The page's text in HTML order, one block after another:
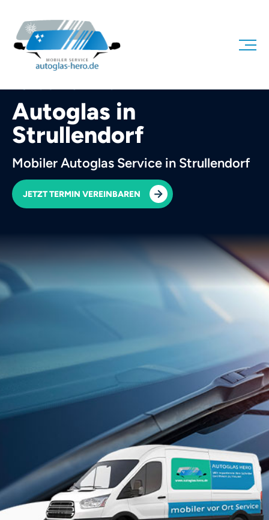
Autoglas in
Strullendorf
Mobiler Autoglas Service in Strullendorf
JETZT TERMIN VEREINBAREN